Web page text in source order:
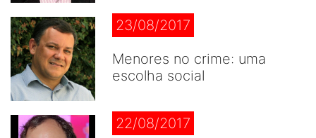
23/08/2017
Menores no crime: uma
escolha social
22/08/2017